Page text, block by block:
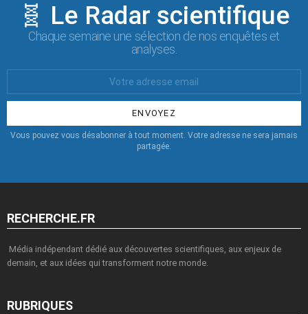
🧬 Le Radar scientifique
Chaque semaine une sélection de nos enquêtes et
analyses.
:
Vous pouvez vous désabonner à tout moment. Votre adresse ne sera jamais
partagée.
RECHERCHE.FR
Média indépendant dédié aux découvertes scientifiques, aux enjeux de
demain, et aux idées qui transforment notre monde.
RUBRIQUES